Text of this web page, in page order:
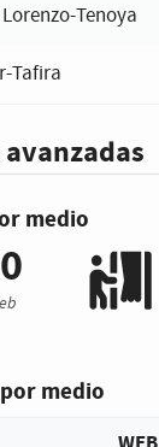
Tenoya
Tafira
medio
medio